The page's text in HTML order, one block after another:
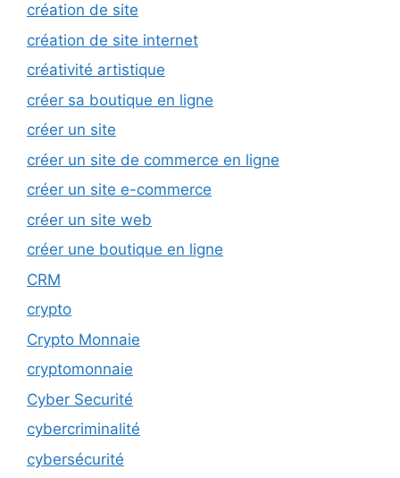
création de site
création de site internet
créativité artistique
créer sa boutique en ligne
créer un site
créer un site de commerce en ligne
créer un site e-commerce
créer un site web
créer une boutique en ligne
CRM
crypto
Crypto Monnaie
cryptomonnaie
Cyber Securité
cybercriminalité
cybersécurité